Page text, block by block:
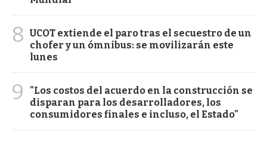
8 UCOT extiende el paro tras el secuestro de un
chofer y un ómnibus: se movilizarán este
lunes
9
"Los costos del acuerdo en la construcción se
disparan para los desarrolladores, los
consumidores finales e incluso, el Estado"